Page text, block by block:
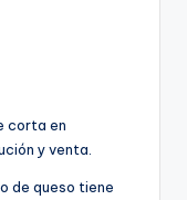
corta en
y venta.
de queso tiene